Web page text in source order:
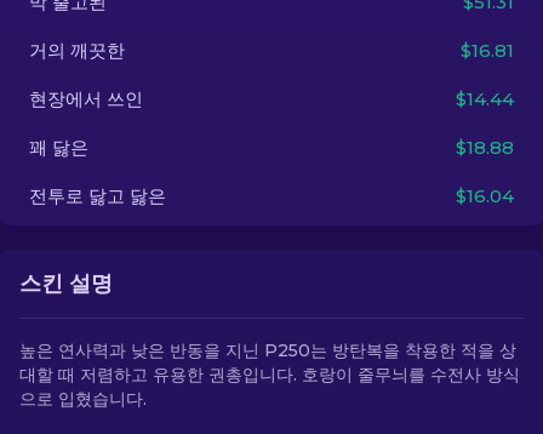
거의 깨끗한 $16.81
현장에서 쓰인 $14.44
꽤 닳은 $18.88
전투로 닳고 닳은 $16.04
스킨 설명
높은 연사력과 낮은 반동을 지닌 P250는 방탄복을 착용한 적을 상
대할 때 저렴하고 유용한 권총입니다. 호랑이 줄무늬를 수전사 방식
으로 입혔습니다.